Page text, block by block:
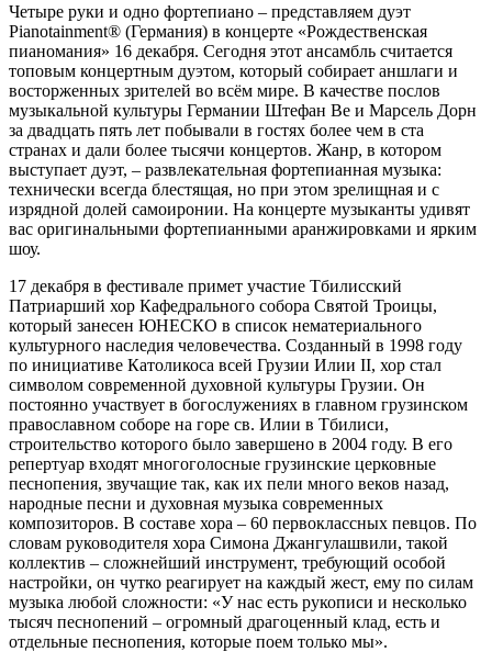
Четыре руки и одно фортепиано – представляем дуэт
Pianotainment® (Германия) в концерте «Рождественская
пианомания» 16 декабря. Сегодня этот ансамбль считается
топовым концертным дуэтом, который собирает аншлаги и
восторженных зрителей во всём мире. В качестве послов
музыкальной культуры Германии Штефан Ве и Марсель Дорн
за двадцать пять лет побывали в гостях более чем в ста
странах и дали более тысячи концертов. Жанр, в котором
выступает дуэт, – развлекательная фортепианная музыка:
технически всегда блестящая, но при этом зрелищная и с
изрядной долей самоиронии. На концерте музыканты удивят
вас оригинальными фортепианными аранжировками и ярким
шоу.
17 декабря в фестивале примет участие Тбилисский
Патриарший хор Кафедрального собора Святой Троицы,
который занесен ЮНЕСКО в список нематериального
культурного наследия человечества. Созданный в 1998 году
по инициативе Католикоса всей Грузии Илии II, хор стал
символом современной духовной культуры Грузии. Он
постоянно участвует в богослужениях в главном грузинском
православном соборе на горе св. Илии в Тбилиси,
строительство которого было завершено в 2004 году. В его
репертуар входят многоголосные грузинские церковные
песнопения, звучащие так, как их пели много веков назад,
народные песни и духовная музыка современных
композиторов. В составе хора – 60 первоклассных певцов. По
словам руководителя хора Симона Джангулашвили, такой
коллектив – сложнейший инструмент, требующий особой
настройки, он чутко реагирует на каждый жест, ему по силам
музыка любой сложности: «У нас есть рукописи и несколько
тысяч песнопений – огромный драгоценный клад, есть и
отдельные песнопения, которые поем только мы».